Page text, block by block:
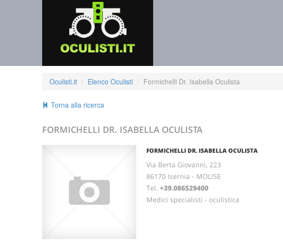
Oculisti.it Elenco Oculisti Formichelli Dr. Isabella Oculista
Torna alla ricerca
FORMICHELLI DR. ISABELLA OCULISTA
FORMICHELLI DR. ISABELLA OCULISTA
Via Berta Giovanni, 223
86170 Isernia - MOLISE
Tel. +39.086529400
Medici specialisti - oculistica